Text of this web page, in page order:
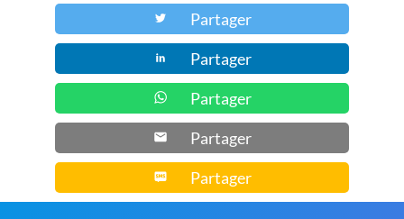
la
page
produit
Partager
Partager
Partager
Partager
Partager